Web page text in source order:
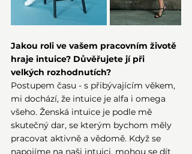
Jakou roli ve vašem pracovním životě
hraje intuice? Důvěřujete jí při
velkých rozhodnutích?
Postupem času - s přibývajícím věkem,
mi dochází, že intuice je alfa i omega
všeho. Ženská intuice je podle mě
skutečný dar, se kterým bychom měly
pracovat aktivně a vědomě. Když se
napojíme na naši intuici, mohou se dít